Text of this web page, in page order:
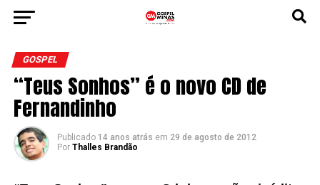
GOSPEL
“Teus Sonhos” é o novo CD de
Fernandinho
Publicado 14 anos atrás em 29 de agosto de 2012
Por Thalles Brandão